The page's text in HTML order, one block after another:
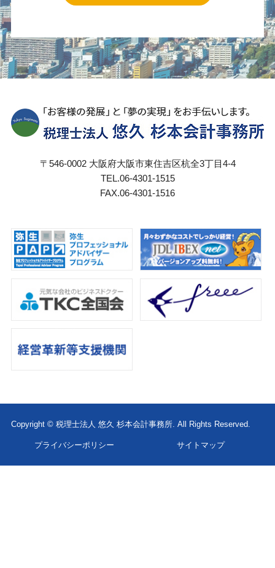
〒546-0002 大阪府大阪市東住吉区杭全3丁目4-4
TEL.06-4301-1515
FAX.06-4301-1516
Copyright © 税理士法人 悠久 杉本会計事務所. All Rights Reserved.
プライバシーポリシー サイトマップ